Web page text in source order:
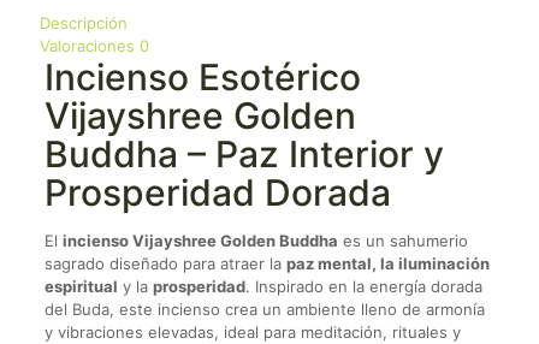
Descripción
Valoraciones 0
Incienso Esotérico
Vijayshree Golden
Buddha – Paz Interior y
Prosperidad Dorada
El incienso Vijayshree Golden Buddha es un sahumerio
sagrado diseñado para atraer la paz mental, la iluminación
espiritual y la prosperidad. Inspirado en la energía dorada
del Buda, este incienso crea un ambiente lleno de armonía
y vibraciones elevadas, ideal para meditación, rituales y